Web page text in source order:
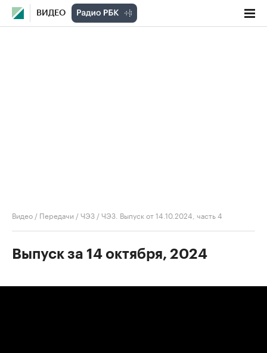
ВИДЕО
Видео / Передачи /ЧЭЗ /ЧЭЗ. Выпуск от 14.10.2024, часть 4
Выпуск за 14 октября, 2024